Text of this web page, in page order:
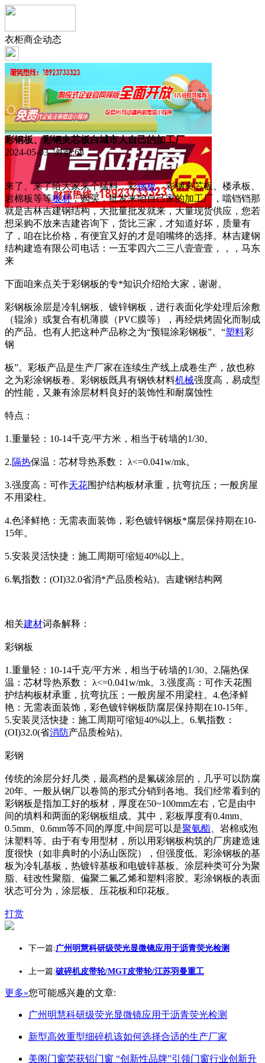
衣柜商企动态
彩钢板、彩钢夹芯板白城市人自己的加工厂
2024-05-03 浏览:68
来了、来了给大家来个猛料，彩钢板、彩钢夹芯板、楼承板、
岩棉板等等板材，购买，批发来咱自己家的加工厂，噹铛铛那
就是吉林吉建钢结构，大批量批发就来，大量现货供应，您若
想采购不放来吉建咨询下，货比三家，才知道好坏，质量有
了，咱在比价格，有便宜又好的才是咱嘴终的选择。林吉建钢
结构建造有限公司电话：一五零四六二三八壹壹壹，，，马东
来
下面咱来点关于彩钢板的专*知识介绍给大家，谢谢。
彩钢板涂层是冷轧钢板、镀锌钢板，进行表面化学处理后涂敷
（辊涂）或复合有机薄膜（PVC膜等），再经烘烤固化而制成
的产品。也有人把这种产品称之为“预辊涂彩钢板”、“塑料彩
钢
板”。彩板产品是生产厂家在连续生产线上成卷生产，故也称
之为彩涂钢板卷。彩钢板既具有钢铁材料机械强度高，易成型
的性能，又兼有涂层材料良好的装饰性和耐腐蚀性
特点：
1.重量轻：10-14千克/平方米，相当于砖墙的1/30。
2.隔热保温：芯材导热系数： λ<=0.041w/mk。
3.强度高：可作天花围护结构板材承重，抗弯抗压；一般房屋
不用梁柱。
4.色泽鲜艳：无需表面装饰，彩色镀锌钢板*腐层保持期在10-
15年。
5.安装灵活快捷：施工周期可缩短40%以上。
6.氧指数：(OI)32.0省消*产品质检站)。吉建钢结构网
相关建材词条解释：
彩钢板
1.重量轻：10-14千克/平方米，相当于砖墙的1/30。2.隔热保
温：芯材导热系数： λ<=0.041w/mk。3.强度高：可作天花围
护结构板材承重，抗弯抗压；一般房屋不用梁柱。4.色泽鲜
艳：无需表面装饰，彩色镀锌钢板防腐层保持期在10-15年。
5.安装灵活快捷：施工周期可缩短40%以上。6.氧指数：
(OI)32.0(省消防产品质检站)。
彩钢
传统的涂层分好几类，最高档的是氟碳涂层的，几乎可以防腐
20年。一般从钢厂以卷筒的形式分销到各地。我们经常看到的
彩钢板是指加工好的板材，厚度在50~100mm左右，它是由中
间的填料和两面的彩钢板组成。其中，彩板厚度有0.4mm、
0.5mm、0.6mm等不同的厚度,中间层可以是聚氨酯 、岩棉或泡
沫塑料等。由于有专用型材，所以用彩钢板构筑的厂房建造速
度很快（如非典时的小汤山医院），但强度低。彩涂钢板的基
板为冷轧基板，热镀锌基板和电镀锌基板。涂层种类可分为聚
脂、硅改性聚脂、偏聚二氟乙烯和塑料溶胶。彩涂钢板的表面
状态可分为，涂层板、压花板和印花板。
打赏
下一篇:广州明慧科研级荧光显微镜应用于沥青荧光检测
上一篇:破碎机皮带轮/MGT皮带轮/江苏羽曼重工
更多»您可能感兴趣的文章:
广州明慧科研级荧光显微镜应用于沥青荧光检测
新型高效重型细碎机该如何选择合适的生产厂家
美阁门窗荣获铝门窗 “创新性品牌”引领门窗行业创新升